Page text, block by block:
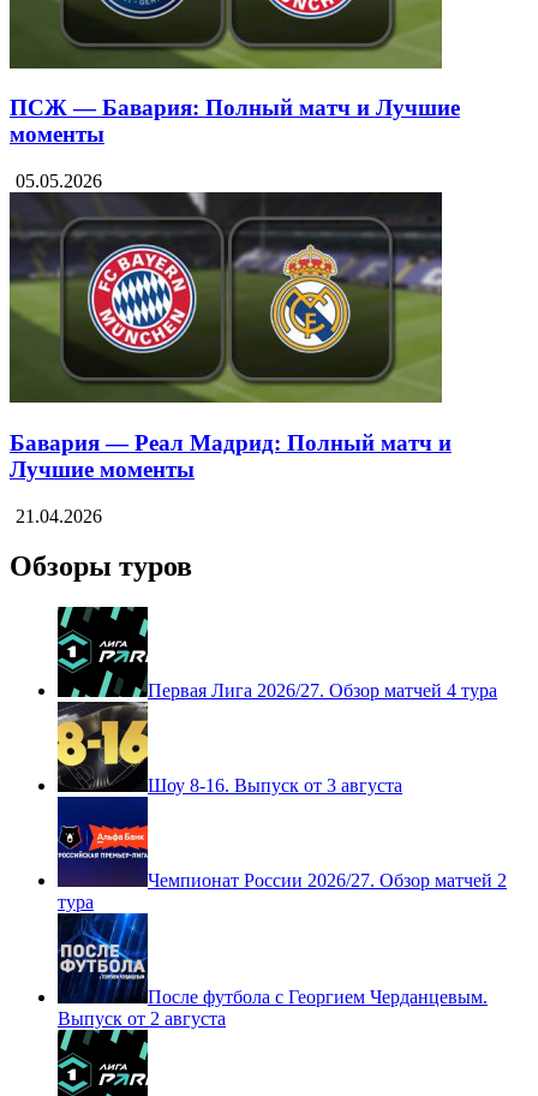
ПСЖ — Бавария: Полный матч и Лучшие
моменты
05.05.2026
Бавария — Реал Мадрид: Полный матч и
Лучшие моменты
21.04.2026
Обзоры туров
Первая Лига 2026/27. Обзор матчей 4 тура
Шоу 8-16. Выпуск от 3 августа
Чемпионат России 2026/27. Обзор матчей 2
тура
После футбола с Георгием Черданцевым.
Выпуск от 2 августа